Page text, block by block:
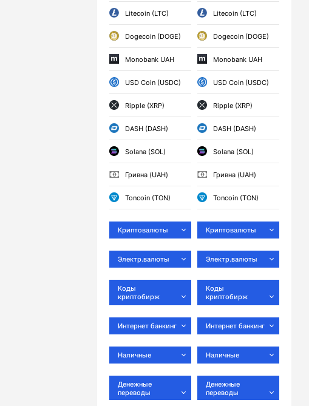
Litecoin (LTC)
Dogecoin (DOGE)
Monobank UAH
USD Coin (USDC)
Ripple (XRP)
DASH (DASH)
Solana (SOL)
Гривна (UAH)
Toncoin (TON)
Криптовалюты
Электр.валюты
Коды
криптобирж
Интернет банкинг
Наличные
Денежные
переводы
Litecoin (LTC)
Dogecoin (DOGE)
Monobank UAH
USD Coin (USDC)
Ripple (XRP)
DASH (DASH)
Solana (SOL)
Гривна (UAH)
Toncoin (TON)
Криптовалюты
Электр.валюты
Коды
криптобирж
Интернет банкинг
Наличные
Денежные
переводы